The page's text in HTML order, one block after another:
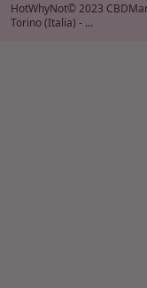
HotWhyNot© 2023
Torino (Italia) - ...